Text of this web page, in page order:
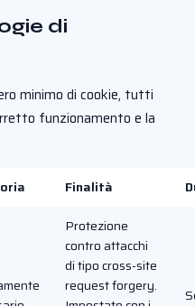
di
minimo di cookie, tutti
funzionamento e la
Finalità
Protezione
contro attacchi
di tipo cross-site
request forgery.